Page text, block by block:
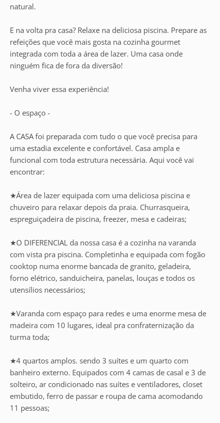
natural.
E na volta pra casa? Relaxe na deliciosa piscina. Prepare as
refeições que você mais gosta na cozinha gourmet
integrada com toda a área de lazer. Uma casa onde
ninguém fica de fora da diversão!
Venha viver essa experiência!
- O espaço -
A CASA foi preparada com tudo o que você precisa para
uma estadia excelente e confortável. Casa ampla e
funcional com toda estrutura necessária. Aqui você vai
encontrar:
★Área de lazer equipada com uma deliciosa piscina e
chuveiro para relaxar depois da praia. Churrasqueira,
espreguiçadeira de piscina, freezer, mesa e cadeiras;
★O DIFERENCIAL da nossa casa é a cozinha na varanda
com vista pra piscina. Completinha e equipada com fogão
cooktop numa enorme bancada de granito, geladeira,
forno elétrico, sanduicheira, panelas, louças e todos os
utensílios necessários;
★Varanda com espaço para redes e uma enorme mesa de
madeira com 10 lugares, ideal pra confraternização da
turma toda;
★4 quartos amplos. sendo 3 suítes e um quarto com
banheiro externo. Equipados com 4 camas de casal e 3 de
solteiro, ar condicionado nas suítes e ventiladores, closet
embutido, ferro de passar e roupa de cama acomodando
11 pessoas;